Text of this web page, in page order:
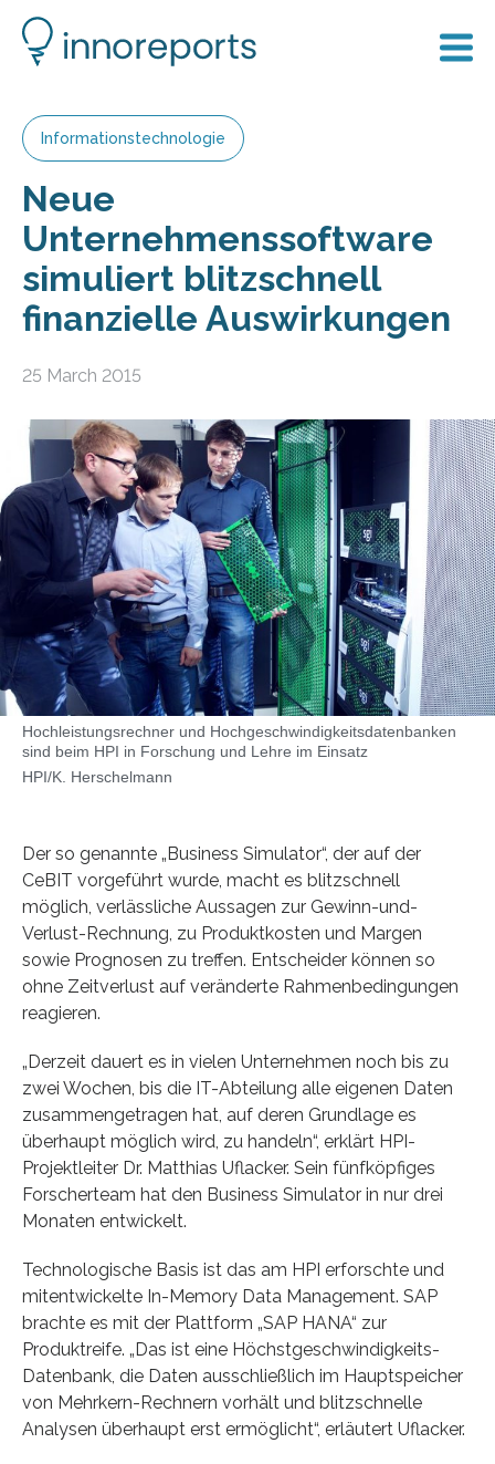
Informationstechnologie
Neue
Unternehmenssoftware
simuliert blitzschnell
finanzielle Auswirkungen
25 March 2015
Hochleistungsrechner und Hochgeschwindigkeitsdatenbanken
sind beim HPI in Forschung und Lehre im Einsatz
HPI/K. Herschelmann
Der so genannte „Business Simulator“, der auf der
CeBIT vorgeführt wurde, macht es blitzschnell
möglich, verlässliche Aussagen zur Gewinn-und-
Verlust-Rechnung, zu Produktkosten und Margen
sowie Prognosen zu treffen. Entscheider können so
ohne Zeitverlust auf veränderte Rahmenbedingungen
reagieren.
„Derzeit dauert es in vielen Unternehmen noch bis zu
zwei Wochen, bis die IT-Abteilung alle eigenen Daten
zusammengetragen hat, auf deren Grundlage es
überhaupt möglich wird, zu handeln“, erklärt HPI-
Projektleiter Dr. Matthias Uflacker. Sein fünfköpfiges
Forscherteam hat den Business Simulator in nur drei
Monaten entwickelt.
Technologische Basis ist das am HPI erforschte und
mitentwickelte In-Memory Data Management. SAP
brachte es mit der Plattform „SAP HANA“ zur
Produktreife. „Das ist eine Höchstgeschwindigkeits-
Datenbank, die Daten ausschließlich im Hauptspeicher
von Mehrkern-Rechnern vorhält und blitzschnelle
Analysen überhaupt erst ermöglicht“, erläutert Uflacker.